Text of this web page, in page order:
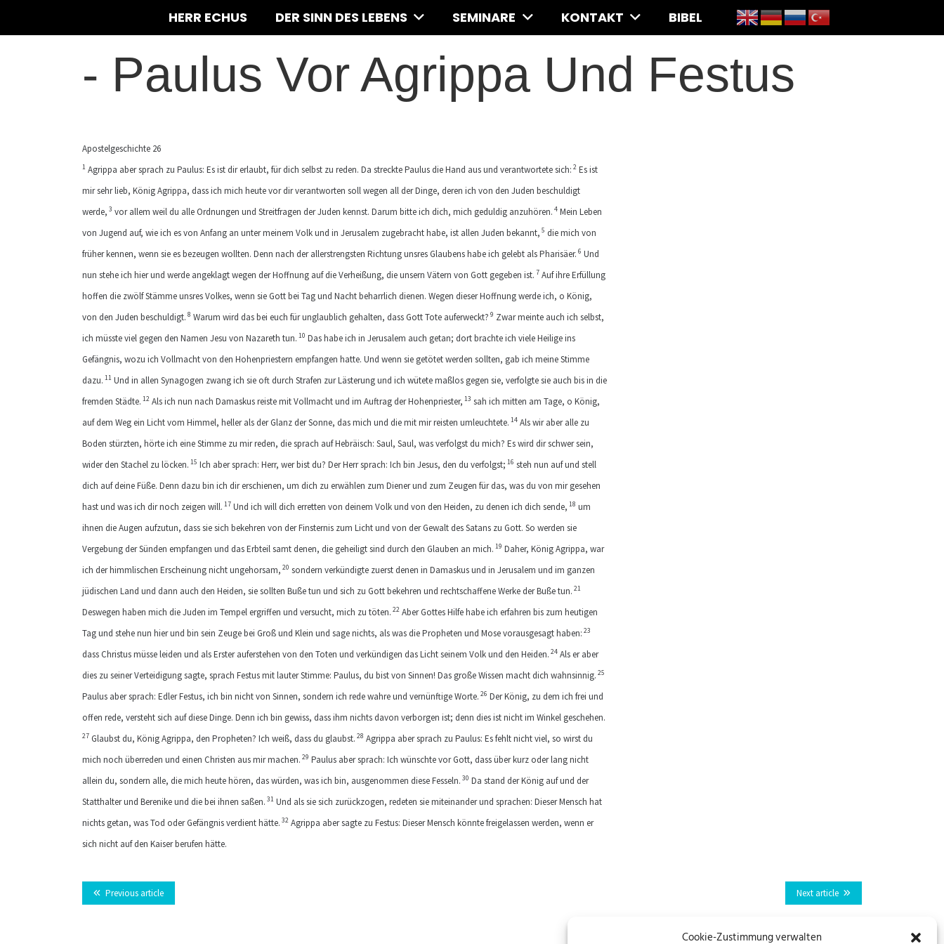
Cookie-Zustimmung verwalten
HERR ECHUS DER SINN DES LEBENS SEMINARE KONTAKT BIBEL
- Paulus Vor Agrippa Und Festus
Apostelgeschichte 26
1 Agrippa aber sprach zu Paulus: Es ist dir erlaubt, für dich selbst zu reden. Da streckte Paulus die Hand aus und verantwortete sich: 2 Es ist
mir sehr lieb, König Agrippa, dass ich mich heute vor dir verantworten soll wegen all der Dinge, deren ich von den Juden beschuldigt
werde, 3 vor allem weil du alle Ordnungen und Streitfragen der Juden kennst. Darum bitte ich dich, mich geduldig anzuhören. 4 Mein Leben
von Jugend auf, wie ich es von Anfang an unter meinem Volk und in Jerusalem zugebracht habe, ist allen Juden bekannt, 5 die mich von
früher kennen, wenn sie es bezeugen wollten. Denn nach der allerstrengsten Richtung unsres Glaubens habe ich gelebt als Pharisäer. 6 Und
nun stehe ich hier und werde angeklagt wegen der Hoffnung auf die Verheißung, die unsern Vätern von Gott gegeben ist. 7 Auf ihre Erfüllung
hoffen die zwölf Stämme unsres Volkes, wenn sie Gott bei Tag und Nacht beharrlich dienen. Wegen dieser Hoffnung werde ich, o König,
von den Juden beschuldigt. 8 Warum wird das bei euch für unglaublich gehalten, dass Gott Tote auferweckt? 9 Zwar meinte auch ich selbst,
ich müsste viel gegen den Namen Jesu von Nazareth tun. 10 Das habe ich in Jerusalem auch getan; dort brachte ich viele Heilige ins
Gefängnis, wozu ich Vollmacht von den Hohenpriestern empfangen hatte. Und wenn sie getötet werden sollten, gab ich meine Stimme
dazu. 11 Und in allen Synagogen zwang ich sie oft durch Strafen zur Lästerung und ich wütete maßlos gegen sie, verfolgte sie auch bis in die
fremden Städte. 12 Als ich nun nach Damaskus reiste mit Vollmacht und im Auftrag der Hohenpriester, 13 sah ich mitten am Tage, o König,
auf dem Weg ein Licht vom Himmel, heller als der Glanz der Sonne, das mich und die mit mir reisten umleuchtete. 14 Als wir aber alle zu
Boden stürzten, hörte ich eine Stimme zu mir reden, die sprach auf Hebräisch: Saul, Saul, was verfolgst du mich? Es wird dir schwer sein,
wider den Stachel zu löcken. 15 Ich aber sprach: Herr, wer bist du? Der Herr sprach: Ich bin Jesus, den du verfolgst; 16 steh nun auf und stell
dich auf deine Füße. Denn dazu bin ich dir erschienen, um dich zu erwählen zum Diener und zum Zeugen für das, was du von mir gesehen
hast und was ich dir noch zeigen will. 17 Und ich will dich erretten von deinem Volk und von den Heiden, zu denen ich dich sende, 18 um
ihnen die Augen aufzutun, dass sie sich bekehren von der Finsternis zum Licht und von der Gewalt des Satans zu Gott. So werden sie
Vergebung der Sünden empfangen und das Erbteil samt denen, die geheiligt sind durch den Glauben an mich. 19 Daher, König Agrippa, war
ich der himmlischen Erscheinung nicht ungehorsam, 20 sondern verkündigte zuerst denen in Damaskus und in Jerusalem und im ganzen
jüdischen Land und dann auch den Heiden, sie sollten Buße tun und sich zu Gott bekehren und rechtschaffene Werke der Buße tun. 21
Deswegen haben mich die Juden im Tempel ergriffen und versucht, mich zu töten. 22 Aber Gottes Hilfe habe ich erfahren bis zum heutigen
Tag und stehe nun hier und bin sein Zeuge bei Groß und Klein und sage nichts, als was die Propheten und Mose vorausgesagt haben: 23
dass Christus müsse leiden und als Erster auferstehen von den Toten und verkündigen das Licht seinem Volk und den Heiden. 24 Als er aber
dies zu seiner Verteidigung sagte, sprach Festus mit lauter Stimme: Paulus, du bist von Sinnen! Das große Wissen macht dich wahnsinnig. 25
Paulus aber sprach: Edler Festus, ich bin nicht von Sinnen, sondern ich rede wahre und vernünftige Worte. 26 Der König, zu dem ich frei und
offen rede, versteht sich auf diese Dinge. Denn ich bin gewiss, dass ihm nichts davon verborgen ist; denn dies ist nicht im Winkel geschehen.
27 Glaubst du, König Agrippa, den Propheten? Ich weiß, dass du glaubst. 28 Agrippa aber sprach zu Paulus: Es fehlt nicht viel, so wirst du
mich noch überreden und einen Christen aus mir machen. 29 Paulus aber sprach: Ich wünschte vor Gott, dass über kurz oder lang nicht
allein du, sondern alle, die mich heute hören, das würden, was ich bin, ausgenommen diese Fesseln. 30 Da stand der König auf und der
Statthalter und Berenike und die bei ihnen saßen. 31 Und als sie sich zurückzogen, redeten sie miteinander und sprachen: Dieser Mensch hat
nichts getan, was Tod oder Gefängnis verdient hätte. 32 Agrippa aber sagte zu Festus: Dieser Mensch könnte freigelassen werden, wenn er
sich nicht auf den Kaiser berufen hätte.
Next article
Previous article